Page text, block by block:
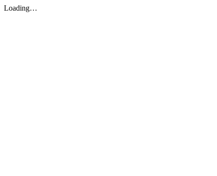
Loading…